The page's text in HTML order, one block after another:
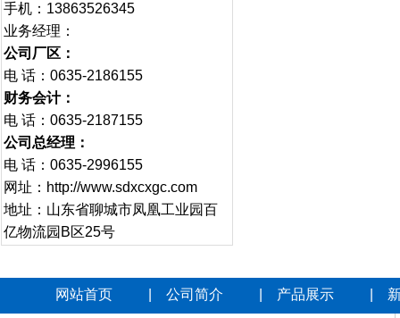
手机：13863526345
业务经理：
公司厂区：
电 话：0635-2186155
财务会计：
电 话：0635-2187155
公司总经理：
电 话：0635-2996155
网址：http://www.sdxcxgc.com
地址：山东省聊城市凤凰工业园百
亿物流园B区25号
网站首页 公司简介 产品展示